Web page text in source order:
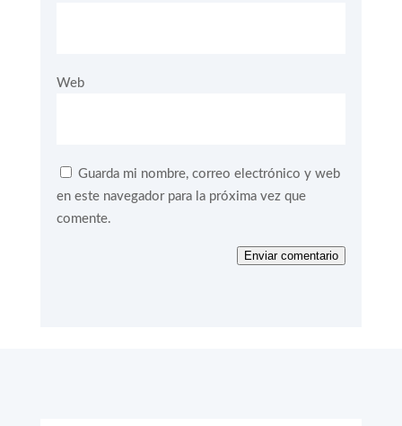
Web
Guarda mi nombre, correo electrónico y web
en este navegador para la próxima vez que
comente.
Enviar comentario